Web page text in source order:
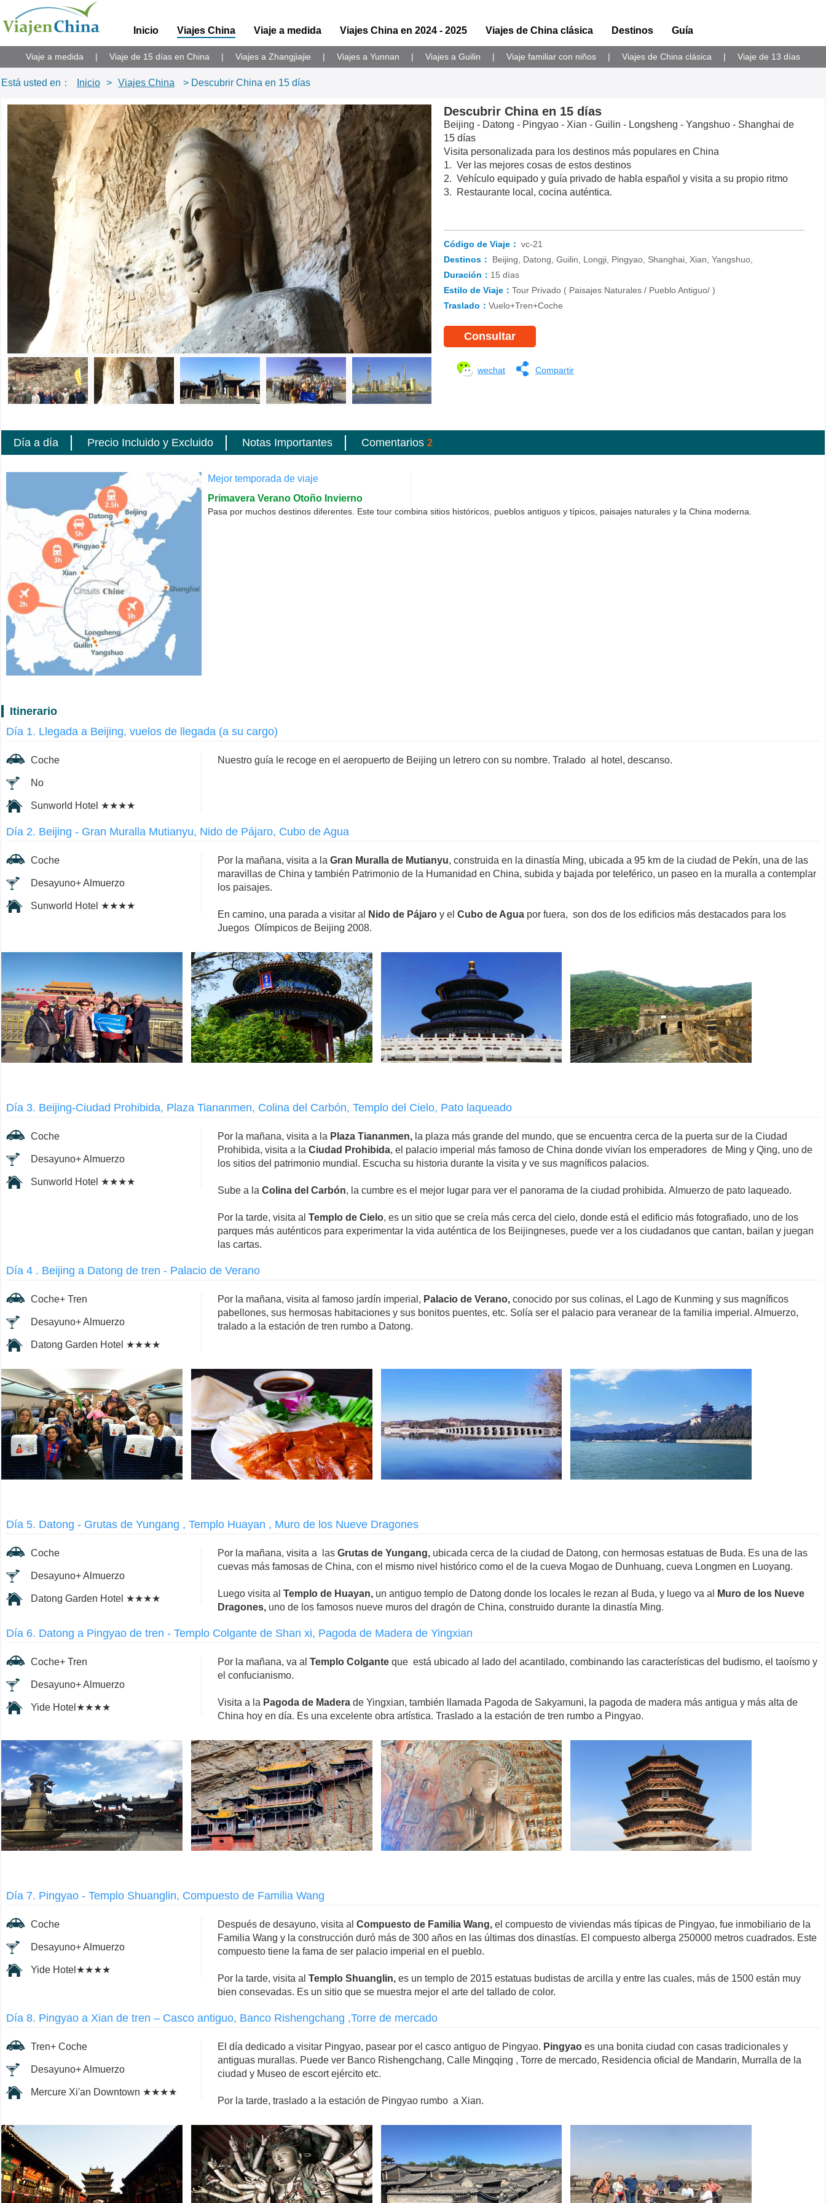
Inicio Viajes China Viaje a medida Viajes China en 2024 - 2025 Viajes de China clásica Destinos Guía
Viaje a medida | Viaje de 15 días en China | Viajes a Zhangjiajie | Viajes a Yunnan | Viajes a Guilin | Viaje familiar con niños | Viajes de China clásica | Viaje de 13 días
Está usted en： Inicio > Viajes China > Descubrir China en 15 días
Descubrir China en 15 días
Beijing - Datong - Pingyao - Xian - Guilin - Longsheng - Yangshuo - Shanghai de
15 días
Visita personalizada para los destinos más populares en China
1. Ver las mejores cosas de estos destinos
2. Vehículo equipado y guía privado de habla español y visita a su propio ritmo
3. Restaurante local, cocina auténtica.
Código de Viaje： vc-21
Destinos：
Beijing, Datong, Guilin, Longji, Pingyao, Shanghai, Xian, Yangshuo,
Duración： 15 días
Estilo de Viaje： Tour Privado ( Paisajes Naturales / Pueblo Antiguo/ )
Traslado： Vuelo+Tren+Coche
wechat Compartir
Día a día Precio Incluido y Excluido Notas Importantes Comentarios 2
Mejor temporada de viaje
Primavera Verano Otoño Invierno
Pasa por muchos destinos diferentes. Este tour combina sitios históricos, pueblos antiguos y típicos, paisajes naturales y la China moderna.
Itinerario
Día 1. Llegada a Beijing, vuelos de llegada (a su cargo)
Coche
No
Sunworld Hotel ★★★★
Nuestro guía le recoge en el aeropuerto de Beijing un letrero con su nombre. Tralado al hotel, descanso.
Día 2. Beijing - Gran Muralla Mutianyu, Nido de Pájaro, Cubo de Agua
Coche
Desayuno+ Almuerzo
Sunworld Hotel ★★★★
Por la mañana, visita a laGran Muralla de Mutianyu, construida en la dinastía Ming, ubicada a 95 km de la ciudad de Pekín, una de las
maravillas de China y también Patrimonio de la Humanidad en China, subida y bajada por teleférico, un paseo en la muralla a contemplar
los paisajes.
En camino, una parada a visitar al Nido de Pájaroy elCubo de Agua por fuera, son dos de los edificios más destacados para los
Juegos Olímpicos de Beijing 2008.
Día 3. Beijing-Ciudad Prohibida, Plaza Tiananmen, Colina del Carbón, Templo del Cielo, Pato laqueado
Coche
Desayuno+ Almuerzo
Sunworld Hotel ★★★★
Por la mañana, visita a la Plaza Tiananmen, la plaza más grande del mundo, que se encuentra cerca de la puerta sur de la Ciudad
Prohibida, visita a laCiudad Prohibida, el palacio imperial más famoso de China donde vivían los emperadores de Ming y Qing, uno de
los sitios del patrimonio mundial. Escucha su historia durante la visita y ve sus magníficos palacios.
Sube a laColina del Carbón, la cumbre es el mejor lugar para ver el panorama de la ciudad prohibida. Almuerzo de pato laqueado.
Por la tarde, visita alTemplo de Cielo, es un sitio que se creía más cerca del cielo, donde está el edificio más fotografiado, uno de los
parques más auténticos para experimentar la vida auténtica de los Beijingneses, puede ver a los ciudadanos que cantan, bailan y juegan
las cartas.
Día 4 . Beijing a Datong de tren - Palacio de Verano
Coche+ Tren
Desayuno+ Almuerzo
Datong Garden Hotel ★★★★
Por la mañana, visita al famoso jardín imperial, Palacio de Verano, conocido por sus colinas, el Lago de Kunming y sus magníficos
pabellones, sus hermosas habitaciones y sus bonitos puentes, etc. Solía ser el palacio para veranear de la familia imperial. Almuerzo,
tralado a la estación de tren rumbo a Datong.
Día 5. Datong - Grutas de Yungang , Templo Huayan , Muro de los Nueve Dragones
Coche
Desayuno+ Almuerzo
Datong Garden Hotel ★★★★
Por la mañana, visita a lasGrutas de Yungang, ubicada cerca de la ciudad de Datong, con hermosas estatuas de Buda. Es una de las
cuevas más famosas de China, con el mismo nivel histórico como el de la cueva Mogao de Dunhuang, cueva Longmen en Luoyang.
Luego visita alTemplo de Huayan, un antiguo templo de Datong donde los locales le rezan al Buda, y luego va al
Muro de los Nueve
Dragones, uno de los famosos nueve muros del dragón de China, construido durante la dinastía Ming.
Día 6. Datong a Pingyao de tren - Templo Colgante de Shan xi, Pagoda de Madera de Yingxian
Coche+ Tren
Desayuno+ Almuerzo
Yide Hotel★★★★
Por la mañana, va alTemplo Colgante que está ubicado al lado del acantilado, combinando las características del budismo, el taoísmo y
el confucianismo.
Visita a la Pagoda de Madera de Yingxian, también llamada Pagoda de Sakyamuni, la pagoda de madera más antigua y más alta de
China hoy en día. Es una excelente obra artística. Traslado a la estación de tren rumbo a Pingyao.
Día 7. Pingyao - Templo Shuanglin, Compuesto de Familia Wang
Coche
Desayuno+ Almuerzo
Yide Hotel★★★★
Después de desayuno, visita alCompuesto de Familia Wang, el compuesto de viviendas más típicas de Pingyao, fue inmobiliario de la
Familia Wang y la construcción duró más de 300 años en las últimas dos dinastías. El compuesto alberga 250000 metros cuadrados. Este
compuesto tiene la fama de ser palacio imperial en el pueblo.
Por la tarde, visita alTemplo Shuanglin, es un templo de 2015 estatuas budistas de arcilla y entre las cuales, más de 1500 están muy
bien consevadas. Es un sitio que se muestra mejor el arte del tallado de color.
Día 8. Pingyao a Xian de tren – Casco antiguo, Banco Rishengchang ,Torre de mercado
Tren+ Coche
Desayuno+ Almuerzo
Mercure Xi'an Downtown ★★★★
El día dedicado a visitar Pingyao, pasear por el casco antiguo de Pingyao. Pingyao es una bonita ciudad con casas tradicionales y
antiguas murallas. Puede ver Banco Rishengchang, Calle Mingqing , Torre de mercado, Residencia oficial de Mandarin, Murralla de la
ciudad y Museo de escort ejército etc.
Por la tarde, traslado a la estación de Pingyao rumbo a Xian.